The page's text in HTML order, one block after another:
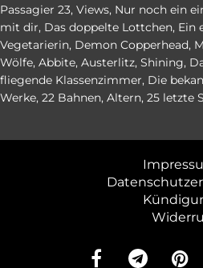
Passagier 23, Views, Nur noch ein
mit dir, Das doppelte Lottchen, Ein
Vegetarierin, Demon Copperhead,
Wölfe, Abbite, Austerlitz, Shining,
fliegende Klassenzimmer, Die
Werke, 22 Bahnen, Altern, 25 letzte